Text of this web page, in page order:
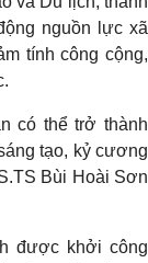
nguồn lực xã
tính công cộng,
có thể trở thành
tạo, kỷ cương
Bùi Hoài Sơn
được khởi công